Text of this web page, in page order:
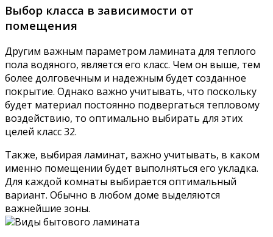
Выбор класса в зависимости от
помещения
Другим важным параметром ламината для теплого
пола водяного, является его класс. Чем он выше, тем
более долговечным и надежным будет созданное
покрытие. Однако важно учитывать, что поскольку
будет материал постоянно подвергаться тепловому
воздействию, то оптимально выбирать для этих
целей класс 32.
Также, выбирая ламинат, важно учитывать, в каком
именно помещении будет выполняться его укладка.
Для каждой комнаты выбирается оптимальный
вариант. Обычно в любом доме выделяются
важнейшие зоны.
Виды бытового ламината